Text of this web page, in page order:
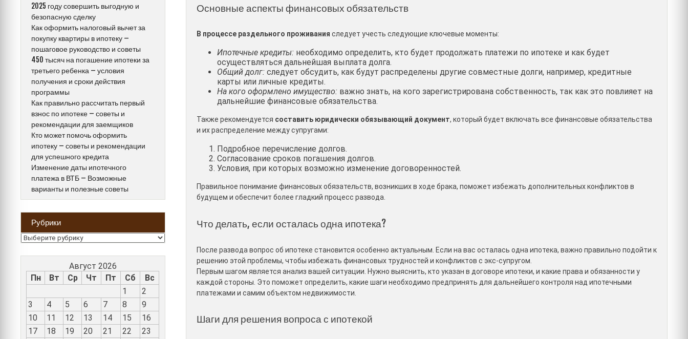
Основные аспекты финансовых обязательств
В процессе раздельного проживания следует учесть следующие ключевые моменты:
Ипотечные кредиты:необходимо определить, кто будет продолжать платежи по ипотеке и как будет
осуществляться дальнейшая выплата долга.
Общий долг:следует обсудить, как будут распределены другие совместные долги, например, кредитные
карты или личные кредиты.
На кого оформлено имущество:важно знать, на кого зарегистрирована собственность, так как это повлияет на
дальнейшие финансовые обязательства.
Также рекомендуется составить юридически обязывающий документ, который будет включать все финансовые обязательства
и их распределение между супругами:
Подробное перечисление долгов.
Согласование сроков погашения долгов.
Условия, при которых возможно изменение договоренностей.
Правильное понимание финансовых обязательств, возникших в ходе брака, поможет избежать дополнительных конфликтов в
будущем и обеспечит более гладкий процесс развода.
Что делать, если осталась одна ипотека?
После развода вопрос об ипотеке становится особенно актуальным. Если на вас осталась одна ипотека, важно правильно подойти к
решению этой проблемы, чтобы избежать финансовых трудностей и конфликтов с экс-супругом.
Первым шагом является анализ вашей ситуации. Нужно выяснить, кто указан в договоре ипотеки, и какие права и обязанности у
каждой стороны. Это поможет определить, какие шаги необходимо предпринять для дальнейшего контроля над ипотечными
платежами и самим объектом недвижимости.
Шаги для решения вопроса с ипотекой
2025 году совершить выгодную и
безопасную сделку
Как оформить налоговый вычет за
покупку квартиры в ипотеку –
пошаговое руководство и советы
450 тысяч на погашение ипотеки за
третьего ребенка – условия
получения и сроки действия
программы
Как правильно рассчитать первый
взнос по ипотеке – советы и
рекомендации для заемщиков
Кто может помочь оформить
ипотеку – советы и рекомендации
для успешного кредита
Изменение даты ипотечного
платежа в ВТБ – Возможные
варианты и полезные советы
Рубрики
Рубрики
Август 2026
Пн
Вт Ср Чт Пт Сб
Вс
1
2
3
4 5 6 7 8
9
10
11 12 13 14 15
16
17
18 19 20 21 22
23